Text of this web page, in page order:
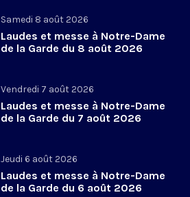
Samedi 8 août 2026
Laudes et messe à Notre-Dame
de la Garde du 8 août 2026
Vendredi 7 août 2026
Laudes et messe à Notre-Dame
de la Garde du 7 août 2026
Jeudi 6 août 2026
Laudes et messe à Notre-Dame
de la Garde du 6 août 2026